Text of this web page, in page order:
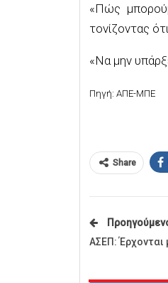
«Πώς
τονίζοντας
«Να μην
Πηγή: ΑΠΕ-ΜΠΕ
Share
ΑΣΕΠ: Έρχονται